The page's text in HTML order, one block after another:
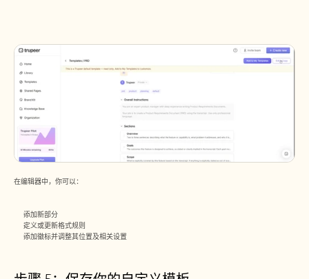
在编辑器中，你可以：
添加新部分
定义或更新格式规则
添加徽标并调整其位置及相关设置